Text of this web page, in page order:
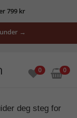
→
0 0
deg steg for